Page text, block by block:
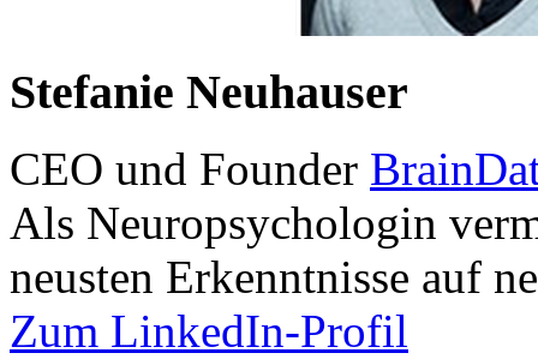
Stefanie Neuhauser
CEO und Founder
Als Neuropsychologin
neusten Erkenntnisse auf
Zum LinkedIn-Profil